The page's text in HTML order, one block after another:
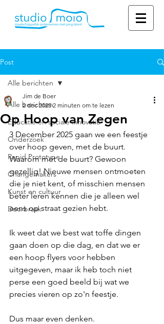
Post
Alle berichten
Educatie en sociale innovatie
Onderzoek
Rapid Prototype
Changemakers
Kunst en cultuur
Doorbraak
Alle berichten
Op Hoop van Zegen
Jim de Boer
2 dec 2025 2 minuten om te lezen
3 December 2025 gaan we een feestje
over hoop geven, met de buurt.
Waarom met de buurt? Gewoon
gezellig! Nieuwe mensen ontmoeten
die je niet kent, of misschien mensen
beter leren kennen die je alleen wel
eens op straat gezien hebt.
Ik weet dat we best wat toffe dingen
gaan doen op die dag, en dat we er
een hoop flyers voor hebben
uitgegeven, maar ik heb toch niet
perse een goed beeld bij wat we
precies vieren op zo'n feestje.
Dus maar even denken.